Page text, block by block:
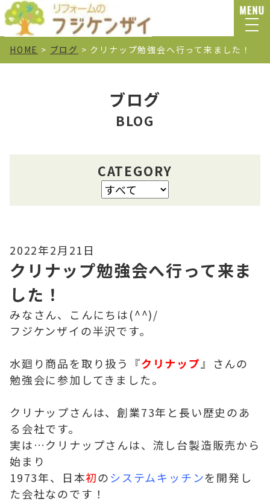
HOME > ブログ > クリナップ勉強会へ行って来ました！
ブログ
BLOG
CATEGORY
2022年2月21日
クリナップ勉強会へ行って来ま
した！
みなさん、こんにちは(^^)/
フジケンザイの半沢です。
水廻り商品を取り扱う『クリナップ 』さんの
勉強会に参加してきました。
クリナップさんは、創業73年と長い歴史のあ
る会社です。
実は…クリナップさんは、流し台製造販売から
始まり
1973年、日本初のシステムキッチンを開発し
た会社なのです！